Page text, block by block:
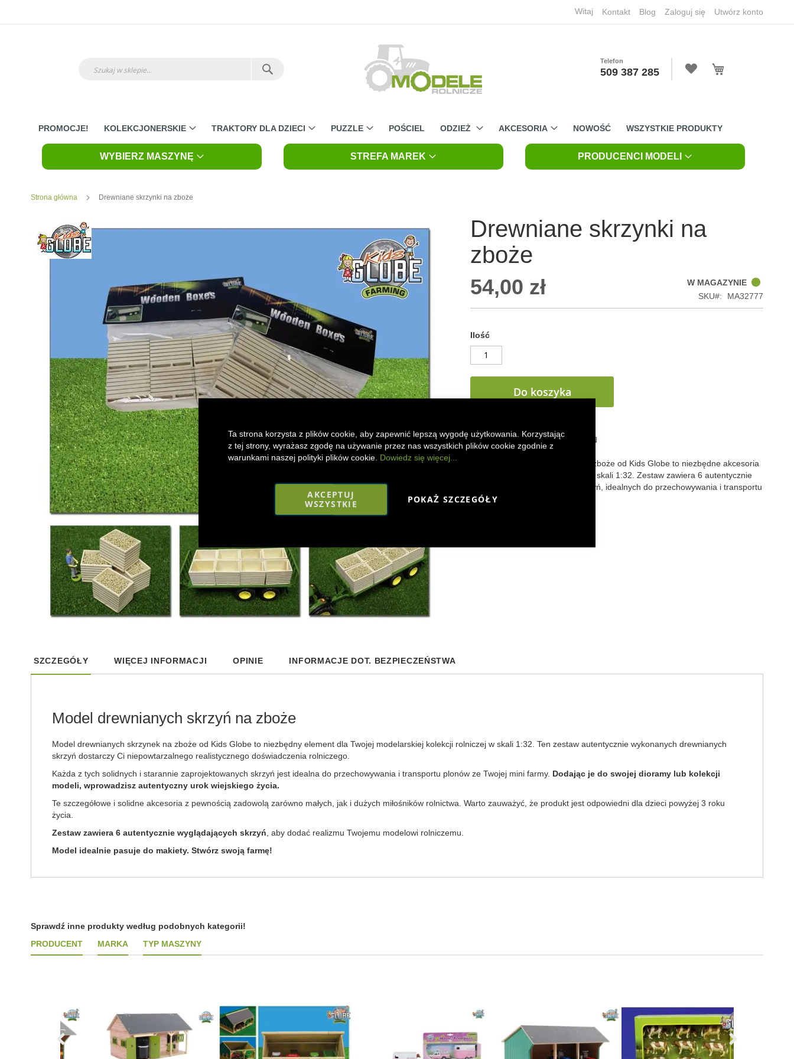
Ta strona korzysta z plików cookie, aby zapewnić lepszą wygodę użytkowania. Korzystając
z tej strony, wyrażasz zgodę na używanie przez nas wszystkich plików cookie zgodnie z
warunkami naszej polityki plików cookie. Dowiedz się więcej...
AKCEPTUJ
WSZYSTKIE
POKAŻ SZCZEGÓŁY
Witaj Kontakt Blog Zaloguj się Utwórz konto
Telefon
509 387 285
PROMOCJE! KOLEKCJONERSKIE TRAKTORY DLA DZIECI PUZZLE POŚCIEL ODZIEŻ AKCESORIA NOWOŚĆ WSZYSTKIE PRODUKTY
WYBIERZ MASZYNĘ STREFA MAREK PRODUCENCI MODELI
Strona główna Drewniane skrzynki na zboże
the
the
beginning
gallery
Drewniane skrzynki na
zboże
54,00 zł
W MAGAZYNIE
SKU
MA32777
Ilość
Do koszyka
DODAJ DO LISTY ŻYCZEŃ
Model drewnianych skrzynek na zboże od Kids Globe to niezbędne akcesoria
dla Twojego modelu rolniczego w skali 1:32. Zestaw zawiera 6 autentycznie
wyglądających drewnianych skrzyń, idealnych do przechowywania i transportu
plonów z Twojej farmy.
SZCZEGÓŁY
Model drewnianych skrzyń na zboże
Model drewnianych skrzynek na zboże od Kids Globe to niezbędny element dla Twojej modelarskiej kolekcji rolniczej w skali 1:32. Ten zestaw autentycznie wykonanych drewnianych
skrzyń dostarczy Ci niepowtarzalnego realistycznego doświadczenia rolniczego.
Każda z tych solidnych i starannie zaprojektowanych skrzyń jest idealna do przechowywania i transportu plonów ze Twojej mini farmy. Dodając je do swojej dioramy lub kolekcji
modeli, wprowadzisz autentyczny urok wiejskiego życia.
Te szczegółowe i solidne akcesoria z pewnością zadowolą zarówno małych, jak i dużych miłośników rolnictwa. Warto zauważyć, że produkt jest odpowiedni dla dzieci powyżej 3 roku
życia.
Zestaw zawiera 6 autentycznie wyglądających skrzyń , aby dodać realizmu Twojemu modelowi rolniczemu.
Model idealnie pasuje do makiety. Stwórz swoją farmę!
WIĘCEJ INFORMACJI OPINIE INFORMACJE DOT. BEZPIECZEŃSTWA
Sprawdź inne produkty według podobnych kategorii!
PRODUCENT
MARKA TYP MASZYNY